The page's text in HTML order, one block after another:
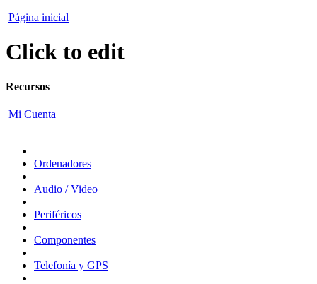
Página inicial
Click to edit
Recursos
Mi Cuenta
Ordenadores
Audio / Video
Periféricos
Componentes
Telefonía y GPS